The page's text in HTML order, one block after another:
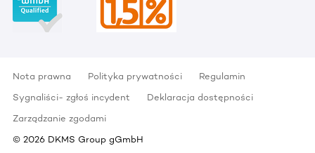
Nota prawna Polityka prywatności
Regulamin
Sygnaliści- zgłoś incydent
Deklaracja dostępności
Zarządzanie zgodami
© 2026 DKMS Group gGmbH